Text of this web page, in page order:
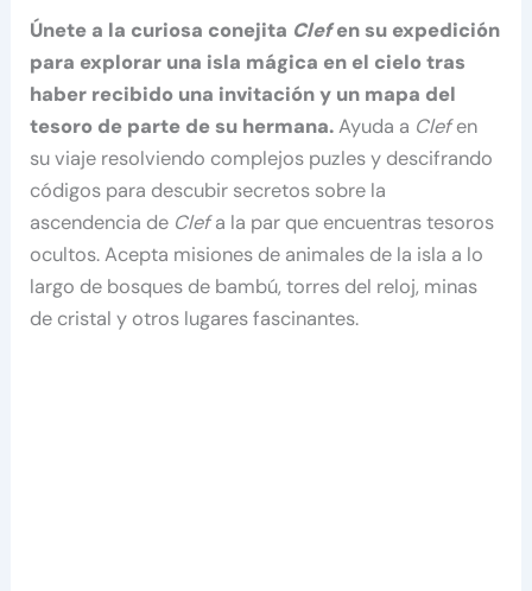
Únete a la curiosa conejita Clefen su expedición
para explorar una isla mágica en el cielo tras
haber recibido una invitación y un mapa del
tesoro de parte de su hermana.Ayuda a Clefen
su viaje resolviendo complejos puzles y descifrando
códigos para descubir secretos sobre la
ascendencia de Clefa la par que encuentras tesoros
ocultos. Acepta misiones de animales de la isla a lo
largo de bosques de bambú, torres del reloj, minas
de cristal y otros lugares fascinantes.